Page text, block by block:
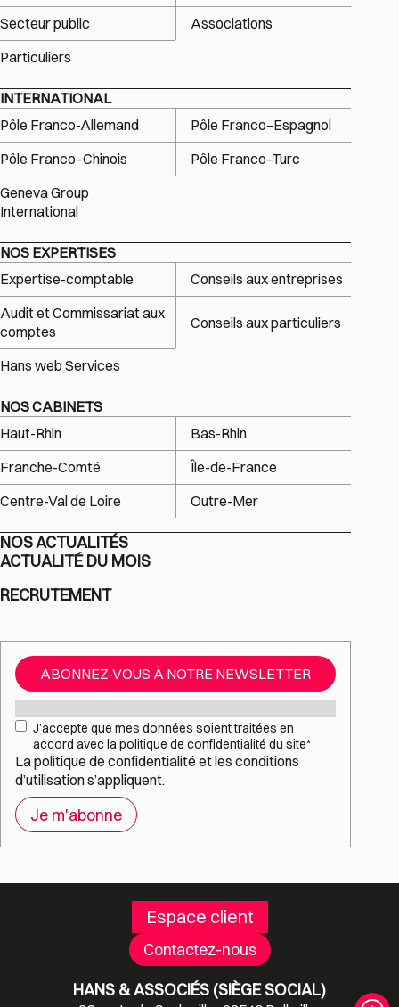
Secteur public
Associations
Particuliers
INTERNATIONAL
Pôle Franco-Allemand
Pôle Franco–Espagnol
Pôle Franco–Chinois
Pôle Franco–Turc
Geneva Group
International
NOS EXPERTISES
Expertise-comptable
Conseils aux entreprises
Audit et Commissariat aux
comptes
Conseils aux particuliers
Hans web Services
NOS CABINETS
Haut-Rhin
Bas-Rhin
Franche-Comté
Île-de-France
Centre-Val de Loire
Outre-Mer
NOS ACTUALITÉS
ACTUALITÉ DU MOIS
RECRUTEMENT
ABONNEZ-VOUS À NOTRE NEWSLETTER
Mail*
RGPD*
J’accepte que mes données soient traitées en
accord avec la politique de confidentialité du site*
Lapolitique de confidentialité et les conditions
d’utilisations’appliquent.
Espace client
Contactez-nous
HANS & ASSOCIÉS (SIÈGE SOCIAL)